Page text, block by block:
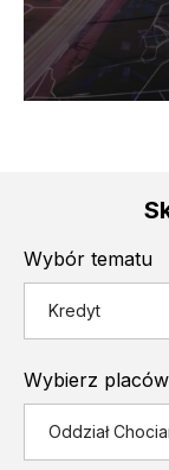
Wybór tematu
Kredyt
Wybierz
Oddział